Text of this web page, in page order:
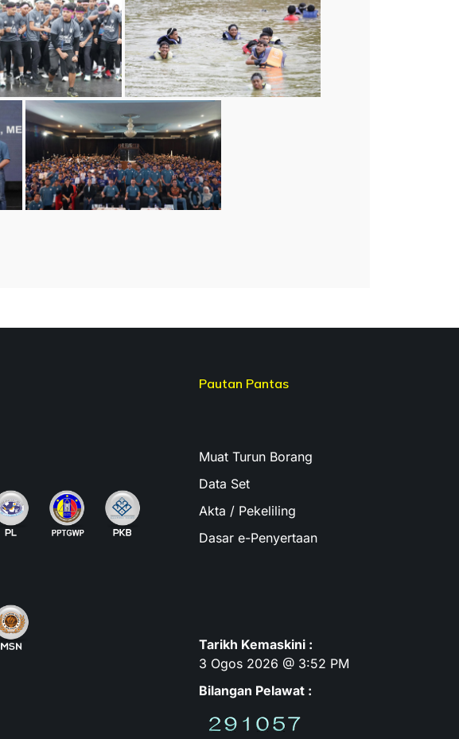
Pautan Pantas
Muat Turun Borang
Data Set
Akta / Pekeliling
Dasar e-Penyertaan
Tarikh Kemaskini :
3 Ogos 2026 @ 3:52 PM
Bilangan Pelawat :